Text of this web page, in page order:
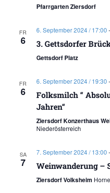
Pfarrgarten Ziersdorf
FR
6
6. September 2024 / 17:00 -
3. Gettsdorfer
Gettsdorf Platz
FR
6
6. September 2024 / 19:30 -
Folksmilch “
Jahren“
Ziersdorf Konzerthaus
Niederösterreich
SA
7
7. September 2024 / 13:00 -
Weinwanderung –
Ziersdorf Volksheim